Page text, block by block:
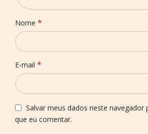
Nome *
E-mail *
Salvar meus dados neste navegador
que eu comentar.